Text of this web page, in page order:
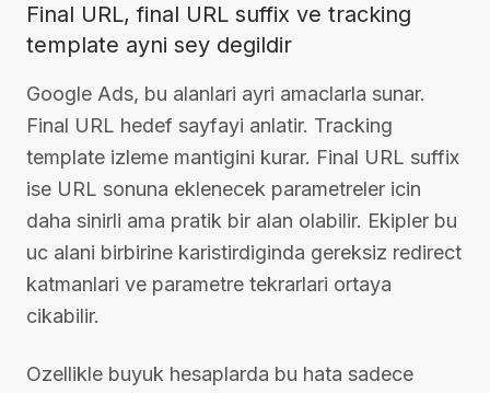
Final URL, final URL suffix ve tracking
template ayni sey degildir
Google Ads, bu alanlari ayri amaclarla sunar.
Final URL hedef sayfayi anlatir. Tracking
template izleme mantigini kurar. Final URL suffix
ise URL sonuna eklenecek parametreler icin
daha sinirli ama pratik bir alan olabilir. Ekipler bu
uc alani birbirine karistirdiginda gereksiz redirect
katmanlari ve parametre tekrarlari ortaya
cikabilir.
Ozellikle buyuk hesaplarda bu hata sadece